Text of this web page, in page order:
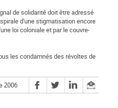
de solidarité doit être adressé
d'une stigmatisation encore
loi coloniale et par le couvre-
les condamnés des révoltes de
2006